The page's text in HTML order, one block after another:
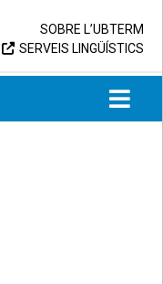
SOBRE L’UBTERM
SERVEIS LINGÜÍSTICS